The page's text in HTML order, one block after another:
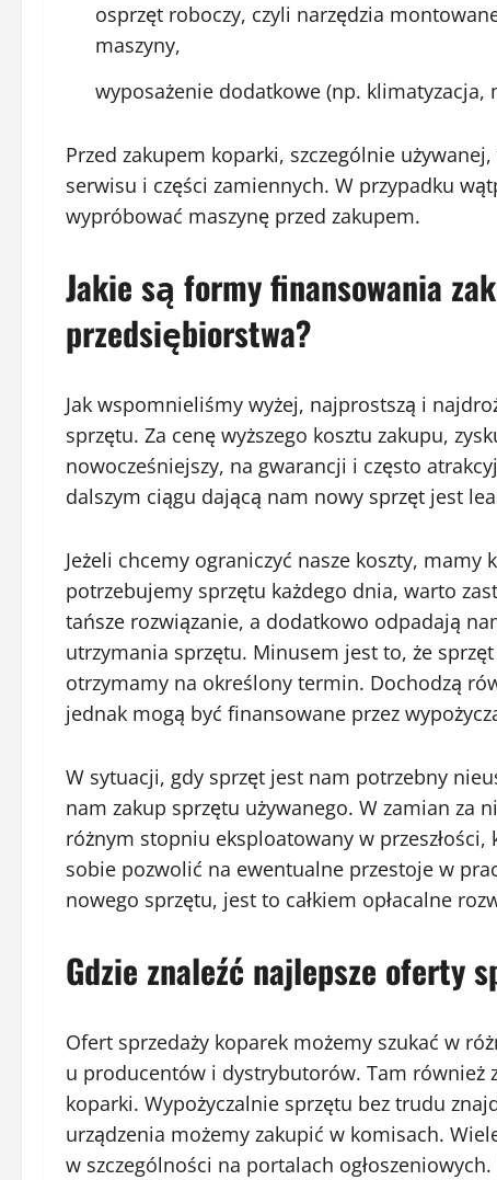
osprzęt roboczy, czyli narzędzia
maszyny,
wyposażenie dodatkowe (np.
Przed zakupem koparki, szczególnie
serwisu i części zamiennych. W przypadku
wypróbować maszynę przed zakupem.
Jakie są formy finansowania
przedsiębiorstwa?
Jak wspomnieliśmy wyżej, najprostszą i
sprzętu. Za cenę wyższego kosztu zakupu,
nowocześniejszy, na gwarancji i często
dalszym ciągu dającą nam nowy sprzęt jest
Jeżeli chcemy ograniczyć nasze koszty,
potrzebujemy sprzętu każdego dnia, warto
tańsze rozwiązanie, a dodatkowo odpadają
utrzymania sprzętu. Minusem jest to, że
otrzymamy na określony termin. Dochodzą
jednak mogą być finansowane przez
W sytuacji, gdy sprzęt jest nam potrzebny
nam zakup sprzętu używanego. W zamian za
różnym stopniu eksploatowany w
sobie pozwolić na ewentualne przestoje w
nowego sprzętu, jest to całkiem opłacalne
Gdzie znaleźć najlepsze oferty
Ofert sprzedaży koparek możemy szukać w
u producentów i dystrybutorów. Tam również
koparki. Wypożyczalnie sprzętu bez trudu
urządzenia możemy zakupić w komisach.
w szczególności na portalach